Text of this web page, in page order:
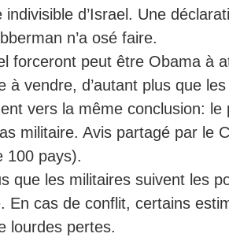
d’Israel. Une
n’a osé faire.
forceront peut être Obama à
à vendre, d’autant plus que
vers la même conclusion: le
militaire. Avis partagé par le
100 pays).
que les militaires suivent les
En cas de conflit, certains
lourdes pertes.